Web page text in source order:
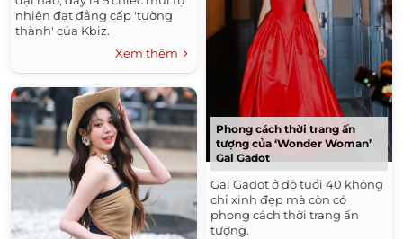
nhiên đạt đẳng cấp 'tường
thành' của Kbiz.
Xem thêm
Phong cách thời trang ấn
tượng của ‘Wonder Woman’
Gal Gadot
Gal Gadot ở độ tuổi 40 không
chỉ xinh đẹp mà còn có
phong cách thời trang ấn
tượng.